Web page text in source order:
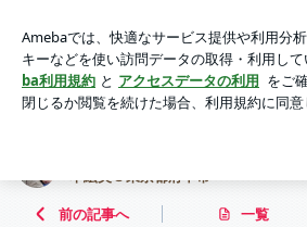
濵本絵美＠東京都府中市~
アプリをダウンロードして ブログの更新通知
ょう。
本絵美＠東京都府中市~
前の記事へ 一覧